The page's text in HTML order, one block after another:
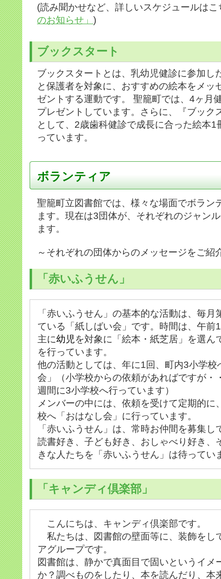
(読み聞かせなど、詳しいスケジュールは
のお知らせ」 )
ブックスタート
ブックスタートとは、乳幼児健診に参加し
と保護者を対象に、おすすめの絵本をメッ
ゼントする運動です。 聖籠町では、4ヶ月
プレゼントしています。さらに、『ブック
として、2歳歯科健診で成長に合った絵本1
っています。
ボランティア
聖籠町立図書館では、様々な場面でボラン
ます。現在は3団体が、それぞれのジャン
ます。
～それぞれの団体からのメッセージをご紹
「赤いふうせん」
「赤いふうせん」の基本的な活動は、毎月
ている「紙しばい会」です。時間は、午前
主に幼児を対象に「絵本・紙芝居」を選ん
を行っています。
他の活動としては、年に1回、町内3小学校
会」（小学校からの依頼があればですが・
週間に3小学校へ行っています）
メンバーの中には、依頼を受けて定期的に
校へ「おはなし会」に行っています。
「赤いふうせん」は、常時お仲間を募集し
読書好き、子ども好き、おしゃべり好き、
きな人たちを「赤いふうせん」は待ってい
「キャンディ倶楽部」
こんにちは、キャンディ倶楽部です。
私たちは、図書館の壁面等に、装飾をし
アグループです。
図書館は、静かで真面目で固いというイメ
か？調べものをしたり、本を読んだり、本